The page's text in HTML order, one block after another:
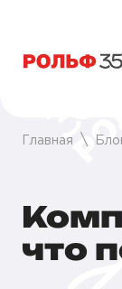
Главная
что